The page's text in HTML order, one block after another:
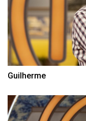
Guilherme